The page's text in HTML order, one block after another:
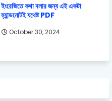
ইংরেজিতে কথা বলার জন্য এই একটা
হ্যান্ডনোটই যথেষ্ট PDF
October 30, 2024